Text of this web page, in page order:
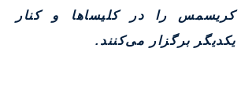
کریسمس را در کلیساها و کنار
یکدیگر برگزار می‌کنند.